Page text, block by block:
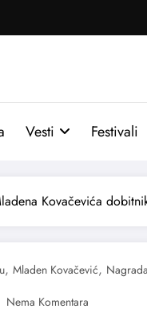
Vesti Festivali
Kovačevića
, Mladen Kovačević, Nagrada